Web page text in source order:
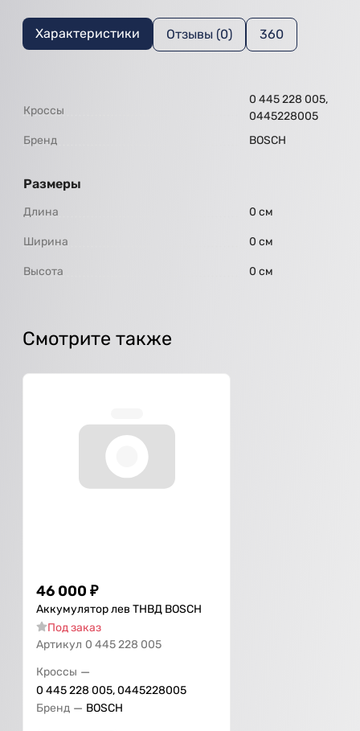
Характеристики Отзывы (0) 360
Кроссы
0 445 228 005,
0445228005
Бренд
BOSCH
Размеры
Длина 0 см
Ширина 0 см
Высота 0 см
Смотрите также
46 000 ₽
Аккумулятор лев ТНВД BOSCH
Под заказ
Артикул 0 445 228 005
Кроссы —
0 445 228 005, 0445228005
Бренд — BOSCH